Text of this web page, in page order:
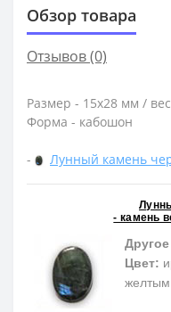
Обзор товара
Отзывов (0)
Размер - 15х28 мм / вес
Форма - кабошон
- Лунный камень
- камень
Цвет: